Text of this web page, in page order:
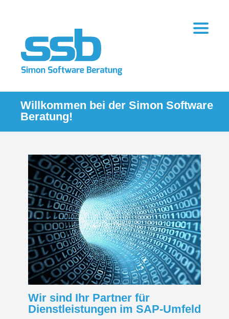
Willkommen bei der Simon Software
Beratung!
Wir sind Ihr Partner für
Dienstleistungen im SAP-Umfeld